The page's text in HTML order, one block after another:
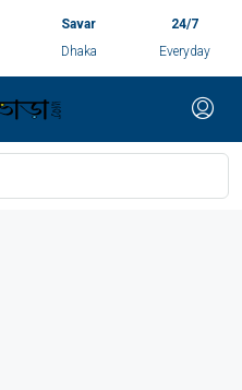
Savar
Dhaka
24/7
Everyday